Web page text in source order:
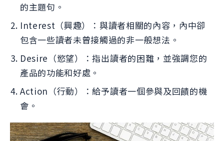
的主題句。
Interest（興趣）：與讀者相關的內容，內中卻
包含一些讀者未曾接觸過的非一般想法。
Desire（慾望）：指出讀者的困難，並強調您的
產品的功能和好處。
Action（行動）：給予讀者一個參與及回饋的機
會。